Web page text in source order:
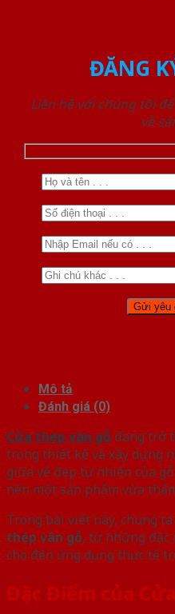
ĐĂNG
Liên hệ với chúng tôi
về
Mô tả
Đánh giá (0)
Cửa thép vân gỗ đang trở
trong thiết kế và xây dựng
giữa vẻ đẹp tự nhiên của
nên một sản phẩm vừa
Trong bài viết này, chúng
thép vân gỗ, từ những đặc
cho đến ứng dụng thực tế
Đặc Điểm của